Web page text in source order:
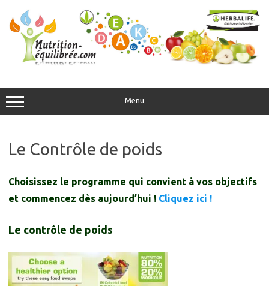
contenu
Menu
Le Contrôle de poids
Choisissez le programme qui convient à vos objectifs
et commencez dès aujourd’hui ! Cliquez ici !
Le contrôle de poids